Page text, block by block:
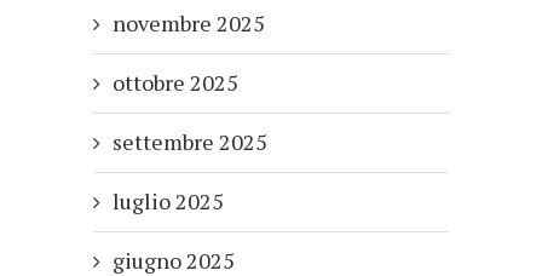
novembre 2025
ottobre 2025
settembre 2025
luglio 2025
giugno 2025